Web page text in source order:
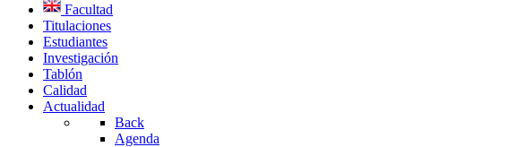
Facultad
Titulaciones
Estudiantes
Investigación
Tablón
Calidad
Actualidad
Back
Agenda